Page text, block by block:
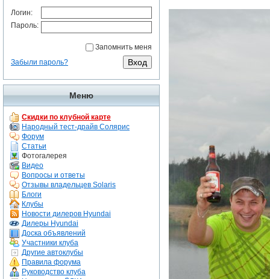
Логин:
Пароль:
Запомнить меня
Забыли пароль?
Меню
Скидки по клубной карте
Народный тест-драйв Солярис
Форум
Статьи
Фотогалерея
Видео
Вопросы и ответы
Отзывы владельцев Solaris
Блоги
Клубы
Новости дилеров Hyundai
Дилеры Hyundai
Доска объявлений
Участники клуба
Другие автоклубы
Правила форума
Руководство клуба